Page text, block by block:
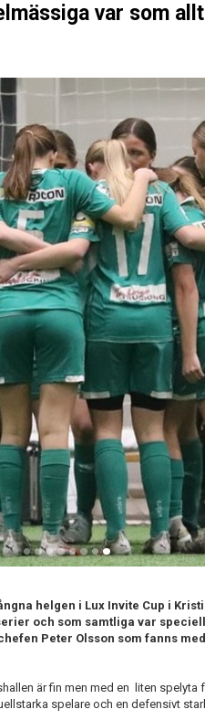
var som
helgen i Lux Invite Cup i
och som samtliga var
Peter Olsson som fanns
är fin men med en liten
spelare och en defensivt